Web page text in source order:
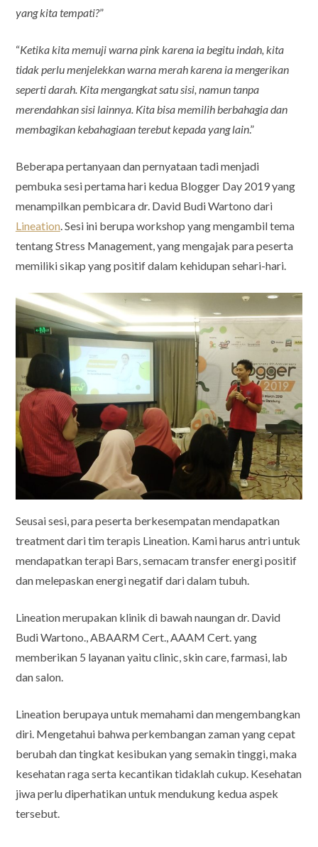
yang kita tempati?”
“Ketika kita memuji warna pink karena ia begitu indah, kita
tidak perlu menjelekkan warna merah karena ia mengerikan
seperti darah. Kita mengangkat satu sisi, namun tanpa
merendahkan sisi lainnya. Kita bisa memilih berbahagia dan
membagikan kebahagiaan terebut kepada yang lain.”
Beberapa pertanyaan dan pernyataan tadi menjadi
pembuka sesi pertama hari kedua Blogger Day 2019 yang
menampilkan pembicara dr. David Budi Wartono dari
Lineation. Sesi ini berupa workshop yang mengambil tema
tentang Stress Management, yang mengajak para peserta
memiliki sikap yang positif dalam kehidupan sehari-hari.
Seusai sesi, para peserta berkesempatan mendapatkan
treatment dari tim terapis Lineation. Kami harus antri untuk
mendapatkan terapi Bars, semacam transfer energi positif
dan melepaskan energi negatif dari dalam tubuh.
Lineation merupakan klinik di bawah naungan dr. David
Budi Wartono., ABAARM Cert., AAAM Cert. yang
memberikan 5 layanan yaitu clinic, skin care, farmasi, lab
dan salon.
Lineation berupaya untuk memahami dan mengembangkan
diri. Mengetahui bahwa perkembangan zaman yang cepat
berubah dan tingkat kesibukan yang semakin tinggi, maka
kesehatan raga serta kecantikan tidaklah cukup. Kesehatan
jiwa perlu diperhatikan untuk mendukung kedua aspek
tersebut.